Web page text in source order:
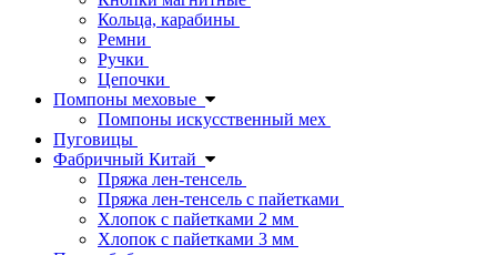
Кольца, карабины
Ремни
Ручки
Цепочки
Помпоны меховые
Помпоны искусственный мех
Пуговицы
Фабричный Китай
Пряжа лен-тенсель
Пряжа лен-тенсель с пайетками
Хлопок с пайетками 2 мм
Хлопок с пайетками 3 мм